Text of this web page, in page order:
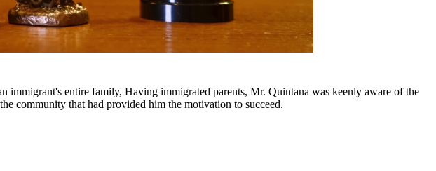
entire family, Having immigrated parents, Mr. Quintana was keenly aware of the
community that had provided him the motivation to succeed.